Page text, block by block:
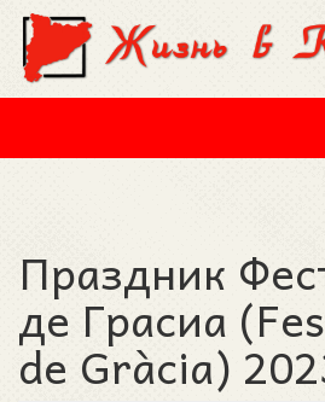
Перейти к основному содержанию
Праздник
де Грасиа
de Gràcia)